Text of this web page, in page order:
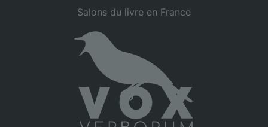
Salons du livre en France